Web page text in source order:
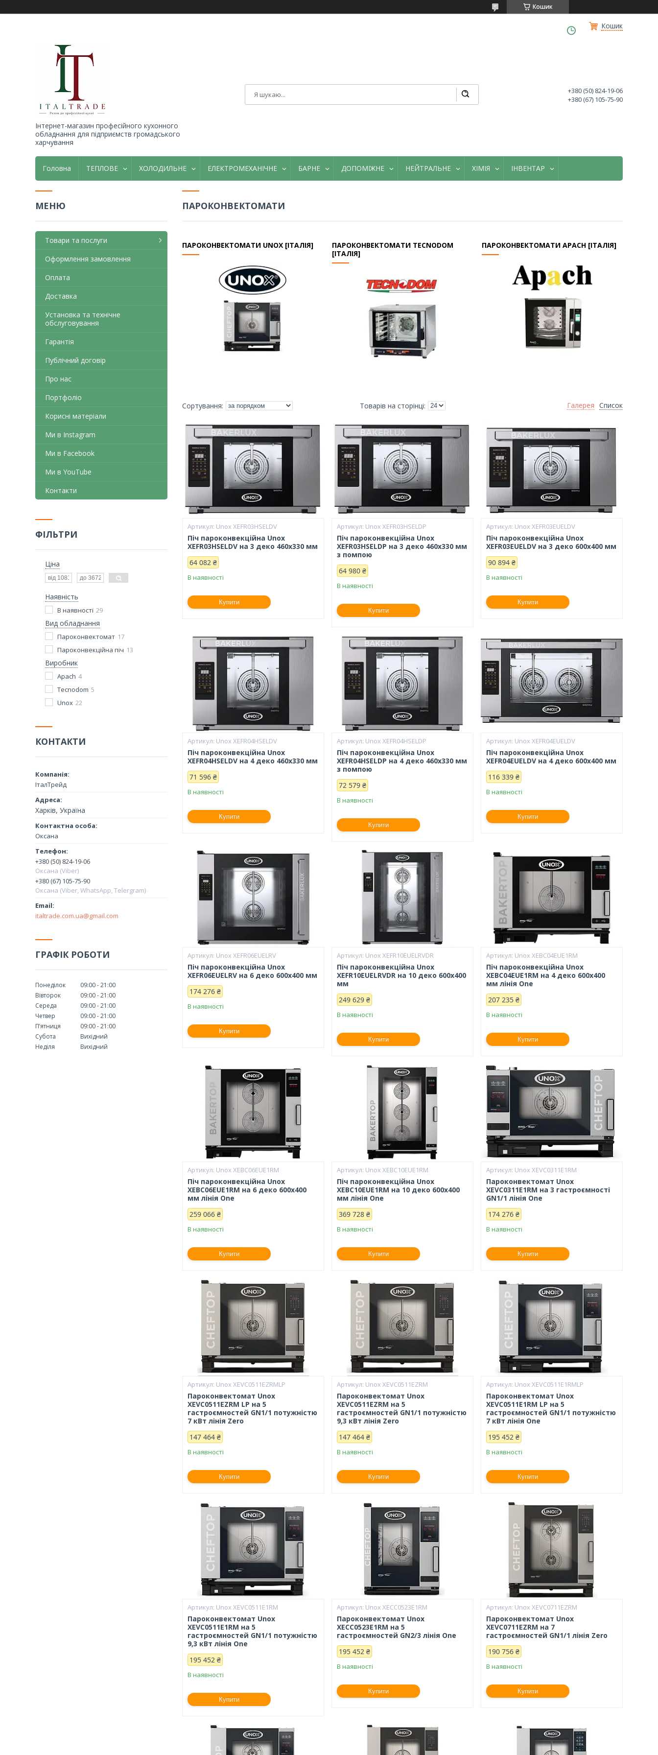
Кошик
Кошик
Інтернет-магазин професійного кухонного
обладнання для підприємств громадського
харчування
+380 (50) 824-19-06
+380 (67) 105-75-90
Головна ТЕПЛОВЕ ХОЛОДИЛЬНЕ ЕЛЕКТРОМЕХАНІЧНЕ БАРНЕ ДОПОМІЖНЕ НЕЙТРАЛЬНЕ ХІМІЯ ІНВЕНТАР
ПАРОКОНВЕКТОМАТИ
ПАРОКОНВЕКТОМАТИ UNOX [ІТАЛІЯ]
ПАРОКОНВЕКТОМАТИ TECNODOM
[ІТАЛІЯ]
ПАРОКОНВЕКТОМАТИ APACH [ІТАЛІЯ]
Галерея Список
Unox XEFR03HSELDV
Піч пароконвекційна Unox
XEFR03HSELDV на 3 деко 460х330 мм
64 082 ₴
В наявності
Купити
Unox XEFR03HSELDP
Піч пароконвекційна Unox
XEFR03HSELDP на 3 деко 460х330 мм
з помпою
64 980 ₴
В наявності
Купити
Unox XEFR03EUELDV
Піч пароконвекційна Unox
XEFR03EUELDV на 3 деко 600х400 мм
90 894 ₴
В наявності
Купити
Unox XEFR04HSELDV
Піч пароконвекційна Unox
XEFR04HSELDV на 4 деко 460х330 мм
71 596 ₴
В наявності
Купити
Unox XEFR04HSELDP
Піч пароконвекційна Unox
XEFR04HSELDP на 4 деко 460х330 мм
з помпою
72 579 ₴
В наявності
Купити
Unox XEFR04EUELDV
Піч пароконвекційна Unox
XEFR04EUELDV на 4 деко 600х400 мм
116 339 ₴
В наявності
Купити
Unox XEFR06EUELRV
Піч пароконвекційна Unox
XEFR06EUELRV на 6 деко 600х400 мм
174 276 ₴
В наявності
Купити
Unox XEFR10EUELRVDR
Піч пароконвекційна Unox
XEFR10EUELRVDR на 10 деко 600х400
мм
249 629 ₴
В наявності
Купити
Unox XEBC04EUE1RM
Піч пароконвекційна Unox
XEBC04EUE1RM на 4 деко 600х400
мм лінія One
207 235 ₴
В наявності
Купити
Unox XEBC06EUE1RM
Піч пароконвекційна Unox
XEBC06EUE1RM на 6 деко 600х400
мм лінія One
259 066 ₴
В наявності
Купити
Unox XEBC10EUE1RM
Піч пароконвекційна Unox
XEBC10EUE1RM на 10 деко 600х400
мм лінія One
369 728 ₴
В наявності
Купити
Unox XEVC0311E1RM
Пароконвектомат Unox
XEVC0311E1RM на 3 гастроємності
GN1/1 лінія One
174 276 ₴
В наявності
Купити
Unox XEVC0511EZRMLP
Пароконвектомат Unox
XEVC0511EZRM LP на 5
гастроємностей GN1/1 потужністю
7 кВт лінія Zero
147 464 ₴
В наявності
Купити
Unox XEVC0511EZRM
Пароконвектомат Unox
XEVC0511EZRM на 5
гастроємностей GN1/1 потужністю
9,3 кВт лінія Zero
147 464 ₴
В наявності
Купити
Unox XEVC0511E1RMLP
Пароконвектомат Unox
XEVC0511E1RM LP на 5
гастроємностей GN1/1 потужністю
7 кВт лінія One
195 452 ₴
В наявності
Купити
Unox XEVC0511E1RM
Пароконвектомат Unox
XEVC0511E1RM на 5
гастроємностей GN1/1 потужністю
9,3 кВт лінія One
195 452 ₴
В наявності
Купити
Unox XECC0523E1RM
Пароконвектомат Unox
XECC0523E1RM на 5
гастроємностей GN2/3 лінія One
195 452 ₴
В наявності
Купити
Unox XEVC0711EZRM
Пароконвектомат Unox
XEVC0711EZRM на 7
гастроємностей GN1/1 лінія Zero
190 756 ₴
В наявності
Купити
Товари та послуги
Оформлення замовлення
Оплата
Доставка
Установка та технічне
обслуговування
Гарантія
Публічний договір
Про нас
Портфоліо
Корисні матеріали
Ми в Instagram
Ми в Facebook
Ми в YouTube
Контакти
ФІЛЬТРИ
Ціна
Наявність
В наявності 29
Вид обладнання
Пароконвектомат 17
Пароконвекційна піч 13
Виробник
Apach 4
Tecnodom 5
Unox 22
КОНТАКТИ
ІталТрейд
Харків, Україна
Оксана
+380 (50) 824-19-06
Оксана (Viber)
+380 (67) 105-75-90
Оксана (Viber, WhatsApp, Telergram)
italtrade.com.ua@gmail.com
ГРАФІК РОБОТИ
Понеділок 09:00 21:00
Вівторок
09:00 21:00
Середа
09:00 21:00
Четвер
09:00 21:00
Пʼятниця
09:00 21:00
Субота
Вихідний
Неділя
Вихідний